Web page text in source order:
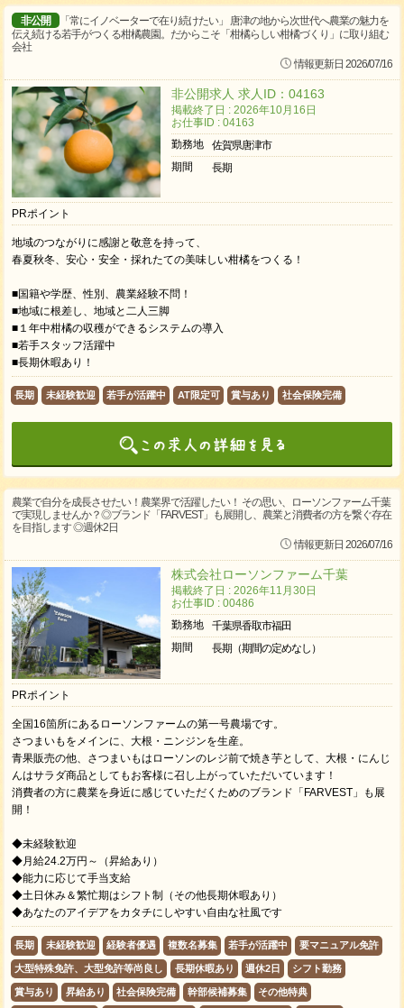
非公開
「常にイノベーターで在り続けたい」 唐津の地から次世代へ農業の魅力を
伝え続ける若手がつくる柑橘農園。だからこそ「柑橘らしい柑橘づくり」に取り組む
会社
情報更新日 2026/07/16
非公開求人 求人ID：04163
掲載終了日 : 2026年10月16日
お仕事ID : 04163
勤務地
佐賀県唐津市
期間
長期
PRポイント
地域のつながりに感謝と敬意を持って、
春夏秋冬、安心・安全・採れたての美味しい柑橘をつくる！
■国籍や学歴、性別、農業経験不問！
■地域に根差し、地域と二人三脚
■１年中柑橘の収穫ができるシステムの導入
■若手スタッフ活躍中
■長期休暇あり！
長期 未経験歓迎 若手が活躍中 AT限定可 賞与あり 社会保険完備
農業で自分を成長させたい！農業界で活躍したい！ その思い、ローソンファーム千葉
で実現しませんか？◎ブランド「FARVEST」も展開し、農業と消費者の方を繋ぐ存在
を目指します ◎週休2日
情報更新日 2026/07/16
株式会社ローソンファーム千葉
掲載終了日 : 2026年11月30日
お仕事ID : 00486
勤務地
千葉県香取市福田
期間
長期（期間の定めなし）
PRポイント
全国16箇所にあるローソンファームの第一号農場です。
さつまいもをメインに、大根・ニンジンを生産。
青果販売の他、さつまいもはローソンのレジ前で焼き芋として、大根・にんじ
んはサラダ商品としてもお客様に召し上がっていただいています！
消費者の方に農業を身近に感じていただくためのブランド「FARVEST」も展
開！
◆未経験歓迎
◆月給24.2万円～（昇給あり）
◆能力に応じて手当支給
◆土日休み＆繁忙期はシフト制（その他長期休暇あり）
◆あなたのアイデアをカタチにしやすい自由な社風です
長期 未経験歓迎 経験者優遇 複数名募集 若手が活躍中 要マニュアル免許
大型特殊免許、大型免許等尚良し 長期休暇あり 週休2日 シフト勤務
賞与あり 昇給あり 社会保険完備 幹部候補募集 その他特典